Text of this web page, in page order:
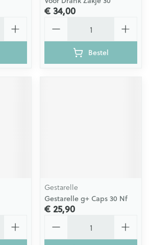
€ 34,00
Bestel
Gestarelle
Gestarelle g+ Caps 30 Nf
€ 25,90